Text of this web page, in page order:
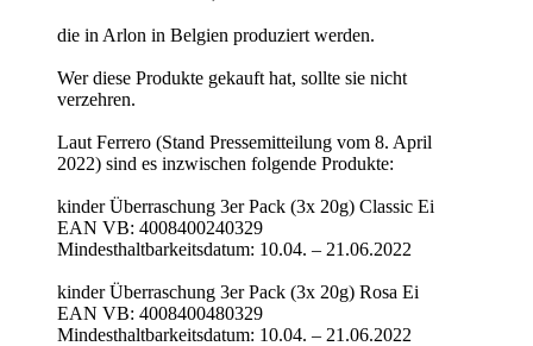
die in Arlon in Belgien produziert werden.
Wer diese Produkte gekauft hat, sollte sie nicht
verzehren.
Laut Ferrero (Stand Pressemitteilung vom 8. April
2022) sind es inzwischen folgende Produkte:
kinder Überraschung 3er Pack (3x 20g) Classic Ei
EAN VB: 4008400240329
Mindesthaltbarkeitsdatum: 10.04. – 21.06.2022
kinder Überraschung 3er Pack (3x 20g) Rosa Ei
EAN VB: 4008400480329
Mindesthaltbarkeitsdatum: 10.04. – 21.06.2022